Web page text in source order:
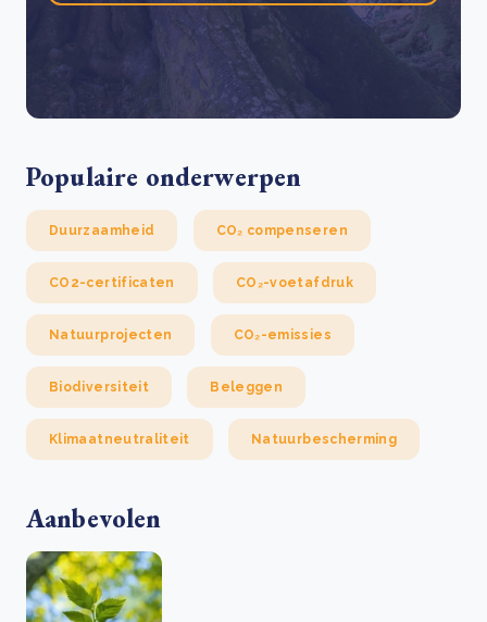
Populaire onderwerpen
Duurzaamheid CO₂ compenseren
CO2-certificaten CO₂-voetafdruk
Natuurprojecten CO₂-emissies
Biodiversiteit Beleggen
Klimaatneutraliteit Natuurbescherming
Aanbevolen